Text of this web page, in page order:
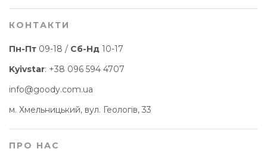
КОНТАКТИ
Пн-Пт 09-18 / Сб-Нд 10-17
Kyivstar: +38 096 594 4707
info@goody.com.ua
м. Хмельницький, вул. Геологів, 33
ПРО НАС